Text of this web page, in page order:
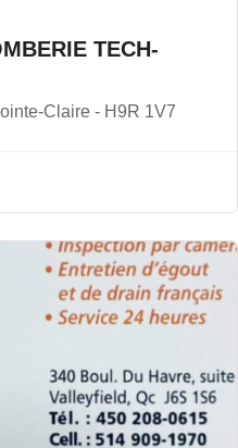
TECH-
Claire - H9R 1V7